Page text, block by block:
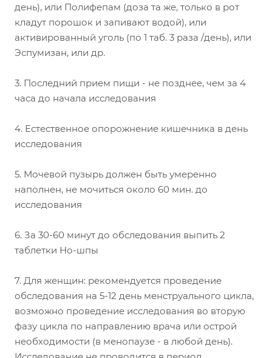
день), или Полифепам (доза та же, только в рот
кладут порошок и запивают водой), или
активированный уголь (по 1 таб. 3 раза /день), или
Эспумизан, или др.
3. Последний прием пищи - не позднее, чем за 4
часа до начала исследования
4. Естественное опорожнение кишечника в день
исследования
5. Мочевой пузырь должен быть умеренно
наполнен, не мочиться около 60 мин. до
исследования
6. За 30-60 минут до обследования выпить 2
таблетки Но-шпы
7. Для женщин: рекомендуется проведение
обследования на 5-12 день менструального цикла,
возможно проведение исследования во вторую
фазу цикла по направлению врача или острой
необходимости (в менопаузе - в любой день).